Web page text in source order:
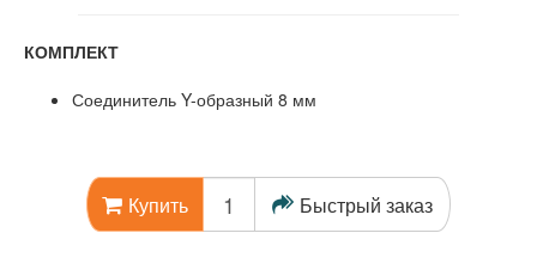
КОМПЛЕКТ
Соединитель Y-образный 8 мм
Купить Быстрый заказ